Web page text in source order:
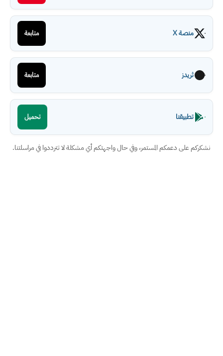
منصة X متابعة
ثريدز متابعة
تطبيقنا تحميل
نشكركم على دعمكم المستمر، وفي حال واجهتكم أي مشكلة لا تترددوا في مراسلتنا.